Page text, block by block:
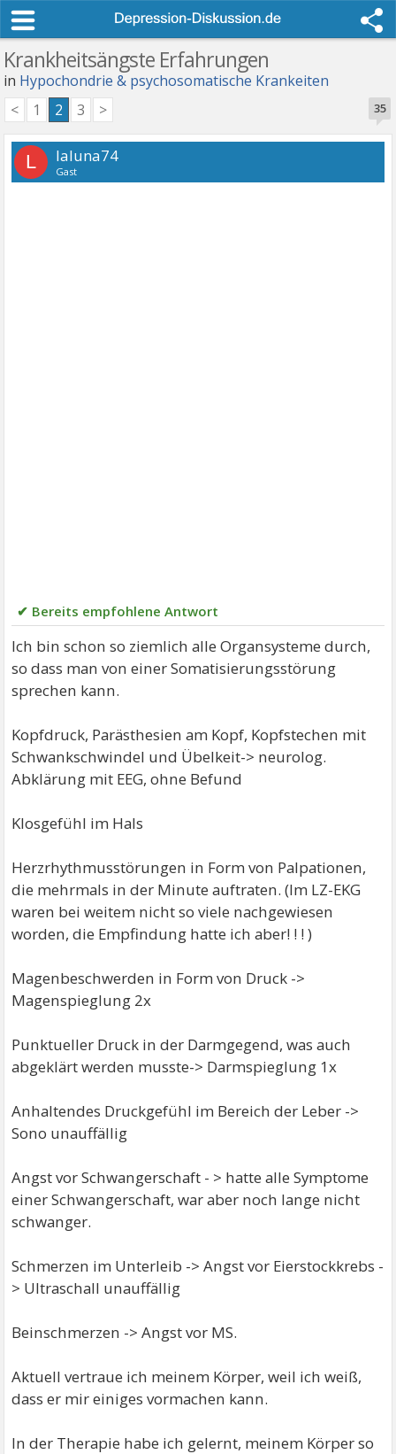
Krankheitsängste Erfahrungen
in Hypochondrie & psychosomatische Krankeiten
35
< 1 2 3 >
L laluna74
Gast
✔ Bereits empfohlene Antwort
Ich bin schon so ziemlich alle Organsysteme durch,
so dass man von einer Somatisierungsstörung
sprechen kann.
Kopfdruck, Parästhesien am Kopf, Kopfstechen mit
Schwankschwindel und Übelkeit-> neurolog.
Abklärung mit EEG, ohne Befund
Klosgefühl im Hals
Herzrhythmusstörungen in Form von Palpationen,
die mehrmals in der Minute auftraten. (Im LZ-EKG
waren bei weitem nicht so viele nachgewiesen
worden, die Empfindung hatte ich aber! ! ! )
Magenbeschwerden in Form von Druck ->
Magenspieglung 2x
Punktueller Druck in der Darmgegend, was auch
abgeklärt werden musste-> Darmspieglung 1x
Anhaltendes Druckgefühl im Bereich der Leber ->
Sono unauffällig
Angst vor Schwangerschaft - > hatte alle Symptome
einer Schwangerschaft, war aber noch lange nicht
schwanger.
Schmerzen im Unterleib -> Angst vor Eierstockkrebs -
> Ultraschall unauffällig
Beinschmerzen -> Angst vor MS.
Aktuell vertraue ich meinem Körper, weil ich weiß,
dass er mir einiges vormachen kann.
In der Therapie habe ich gelernt, meinem Körper so